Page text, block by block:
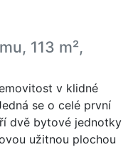
113 m²,
v klidné
se o celé první
dvě bytové jednotky
užitnou plochou